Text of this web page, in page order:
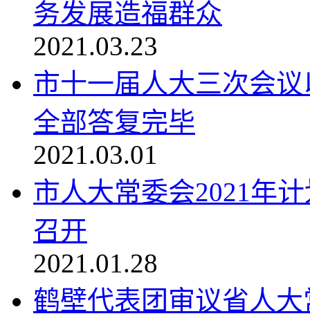
务发展造福群众
2021.03.23
市十一届人大三次会
全部答复完毕
2021.03.01
市人大常委会2021年
召开
2021.01.28
鹤壁代表团审议省人